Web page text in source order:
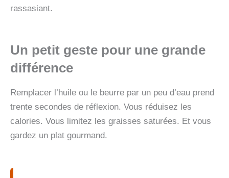
rassasiant.
Un petit geste pour une grande
différence
Remplacer l’huile ou le beurre par un peu d’eau prend
trente secondes de réflexion. Vous réduisez les
calories. Vous limitez les graisses saturées. Et vous
gardez un plat gourmand.